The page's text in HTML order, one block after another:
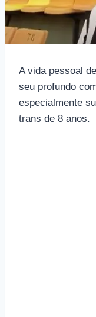
A vida pessoal
seu profundo
especialmente
trans de 8 anos.